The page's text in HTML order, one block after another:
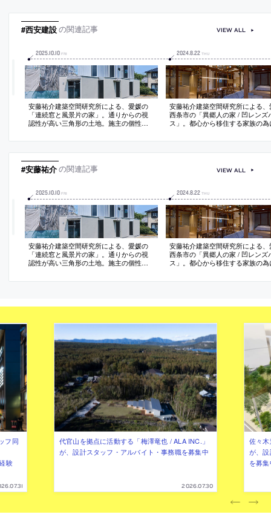
#西安建設の関連記事
2025.10.10 FRI
安藤祐介建築空間研究所による、愛媛の
「連続窓と風景片の家」。通りからの視
認性が高い三角形の土地。施主の個性の
的に窓を配列した“積み木のような段々形
クト群”とも“不思議な調和”を成す
2024.8.22 THU
安藤祐介建築空間研究所による、
西条市の「異郷人の家 / 凹レンズ
ス」。都心から移住する家族の為
ィブに捉えられるよう、住まいを
計手法”を考案。構成や素材もス
VIEW ALL
#安藤祐介の関連記事
2025.10.10 FRI
安藤祐介建築空間研究所による、愛媛の
「連続窓と風景片の家」。通りからの視
認性が高い三角形の土地。施主の個性の
的に窓を配列した“積み木のような段々形
2024.8.22 THU
安藤祐介建築空間研究所による、
西条市の「異郷人の家 / 凹レンズ
ス」。都心から移住する家族の為
ィブに捉えられるよう、住まいを
に基づき決定する
VIEW ALL
フ同
験
代官山を拠点に活動する「梅澤竜也 / ALA INC.」
が、設計スタッフ・アルバイト・事務職を募集中
2026.07.30
佐々
が、
を募